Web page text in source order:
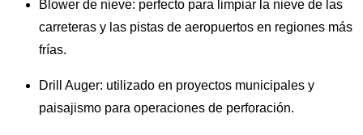
Blower de nieve: perfecto para limpiar la nieve de las
carreteras y las pistas de aeropuertos en regiones más
frías.
Drill Auger: utilizado en proyectos municipales y
paisajismo para operaciones de perforación.